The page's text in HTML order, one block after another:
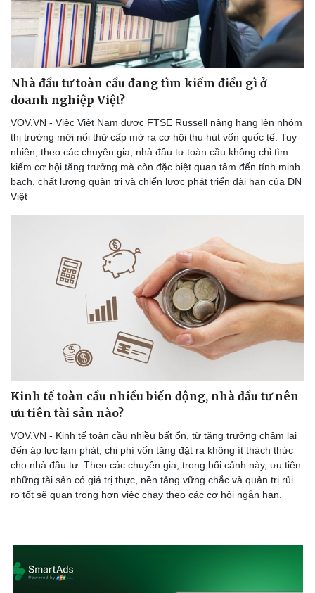
Nhà đầu tư toàn cầu đang tìm kiếm điều gì ở
doanh nghiệp Việt?
VOV.VN - Việc Việt Nam được FTSE Russell nâng hạng lên nhóm
thị trường mới nổi thứ cấp mở ra cơ hội thu hút vốn quốc tế. Tuy
nhiên, theo các chuyên gia, nhà đầu tư toàn cầu không chỉ tìm
kiếm cơ hội tăng trưởng mà còn đặc biệt quan tâm đến tính minh
bạch, chất lượng quản trị và chiến lược phát triển dài hạn của DN
Việt
Kinh tế toàn cầu nhiều biến động, nhà đầu tư nên
ưu tiên tài sản nào?
VOV.VN - Kinh tế toàn cầu nhiều bất ổn, từ tăng trưởng chậm lại
đến áp lực lạm phát, chi phí vốn tăng đặt ra không ít thách thức
cho nhà đầu tư. Theo các chuyên gia, trong bối cảnh này, ưu tiên
những tài sản có giá trị thực, nền tảng vững chắc và quản trị rủi
ro tốt sẽ quan trọng hơn việc chạy theo các cơ hội ngắn hạn.